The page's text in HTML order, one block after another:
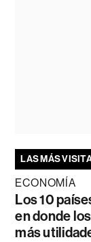
LAS MÁS
ECONOMÍA
Los 10
en donde
más